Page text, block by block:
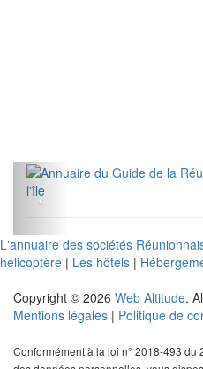
l'île
L'annuaire des sociétés
hélicoptère | Les hôtels |
Copyright © 2026 Web Altitude.
Mentions légales | Politique de
Conformément à la loi n° 2018-493